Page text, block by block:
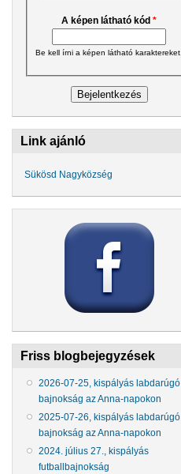
A képen látható kód *
Be kell írni a képen látható karaktereket.
Link ajánló
Sükösd Nagyközség
Friss blogbejegyzések
2026-07-25, kispályás labdarúgó
bajnokság az Anna-napokon
2025-07-26, kispályás labdarúgó
bajnokság az Anna-napokon
2024. július 27., kispályás
futballbajnokság